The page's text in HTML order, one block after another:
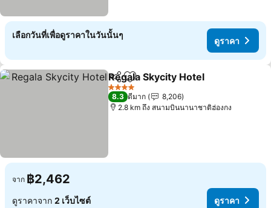
เลือกวันที่เพื่อดูราคาในวันนั้นๆ
ดูราคา
แชร์ เพิ่มในรายการโปรด
Regala Skycity Hotel
4 ดาว
8.3 ดีมาก
8,206
2.8 km ถึง สนามบินนานาชาติฮ่องกง
จาก ฿2,462
ดูราคาจาก 2 เว็บไซต์ ดูราคา